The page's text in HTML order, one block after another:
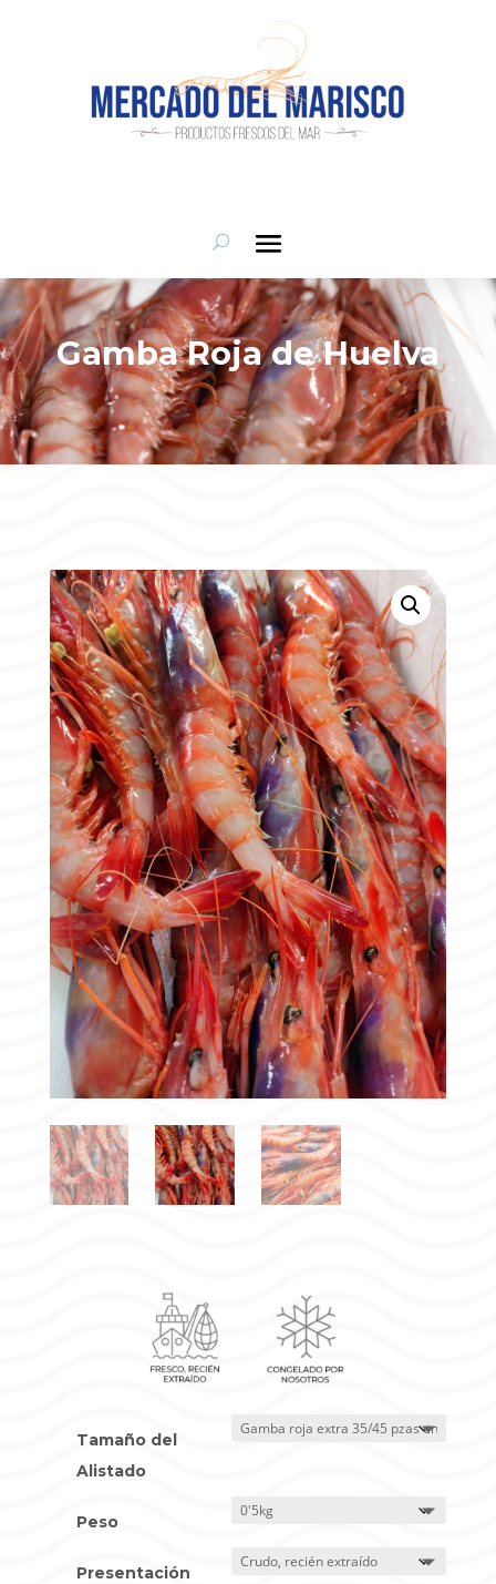
Gamba Roja de Huelva
Tamaño del
Alistado
Peso
Presentación